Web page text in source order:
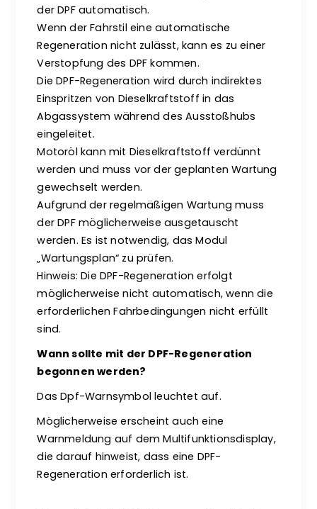
der DPF automatisch.
Wenn der Fahrstil eine automatische
Regeneration nicht zulässt, kann es zu einer
Verstopfung des DPF kommen.
Die DPF-Regeneration wird durch indirektes
Einspritzen von Dieselkraftstoff in das
Abgassystem während des Ausstoßhubs
eingeleitet.
Motoröl kann mit Dieselkraftstoff verdünnt
werden und muss vor der geplanten Wartung
gewechselt werden.
Aufgrund der regelmäßigen Wartung muss
der DPF möglicherweise ausgetauscht
werden. Es ist notwendig, das Modul
„Wartungsplan“ zu prüfen.
Hinweis: Die DPF-Regeneration erfolgt
möglicherweise nicht automatisch, wenn die
erforderlichen Fahrbedingungen nicht erfüllt
sind.
Wann sollte mit der DPF-Regeneration
begonnen werden?
Das Dpf-Warnsymbol leuchtet auf.
Möglicherweise erscheint auch eine
Warnmeldung auf dem Multifunktionsdisplay,
die darauf hinweist, dass eine DPF-
Regeneration erforderlich ist.